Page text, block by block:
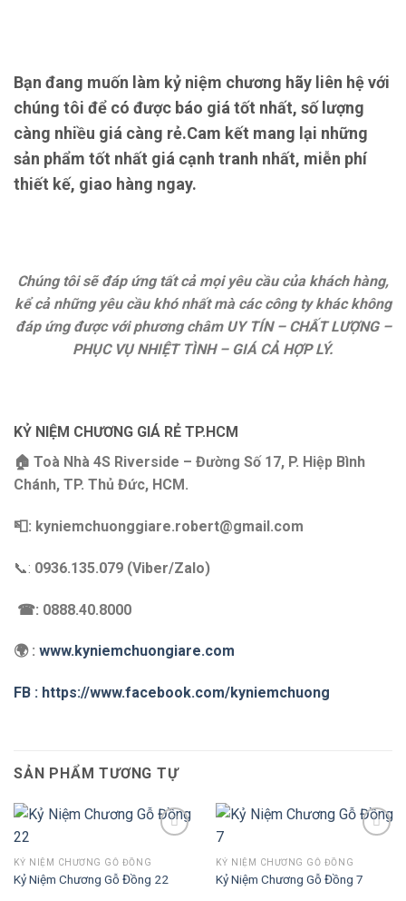
Bạn đang muốn làm kỷ niệm chương hãy liên hệ với
chúng tôi để có được báo giá tốt nhất, số lượng
càng nhiều giá càng rẻ.Cam kết mang lại những
sản phẩm tốt nhất giá cạnh tranh nhất, miễn phí
thiết kế, giao hàng ngay.
Chúng tôi sẽ đáp ứng tất cả mọi yêu cầu của khách hàng,
kể cả những yêu cầu khó nhất mà các công ty khác không
đáp ứng được với phương châm UY TÍN – CHẤT LƯỢNG –
PHỤC VỤ NHIỆT TÌNH – GIÁ CẢ HỢP LÝ.
KỶ NIỆM CHƯƠNG GIÁ RẺ TP.HCM
🏠 Toà Nhà 4S Riverside – Đường Số 17, P. Hiệp Bình
Chánh, TP. Thủ Đức, HCM.
📮: kyniemchuonggiare.robert@gmail.com
📞: 0936.135.079 (Viber/Zalo)
☎: 0888.40.8000
🌍 : www.kyniemchuongiare.com
FB : https://www.facebook.com/kyniemchuong
SẢN PHẨM TƯƠNG TỰ
Add to
KỶ NIỆM CHƯƠNG GỖ ĐỒNG
Kỷ Niệm Chương Gỗ Đồng 22
Add to
KỶ NIỆM CHƯƠNG GỖ ĐỒNG
Kỷ Niệm Chương Gỗ Đồng 7